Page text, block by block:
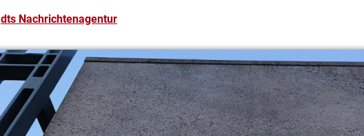
dts Nachrichtenagentur